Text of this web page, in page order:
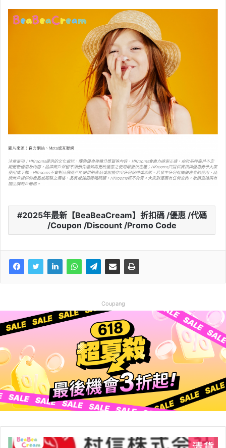
2025年最新【BeaBeaCream】折扣碼 /優惠 /代碼
/Coupon /Discount /Promo Code
Coupang